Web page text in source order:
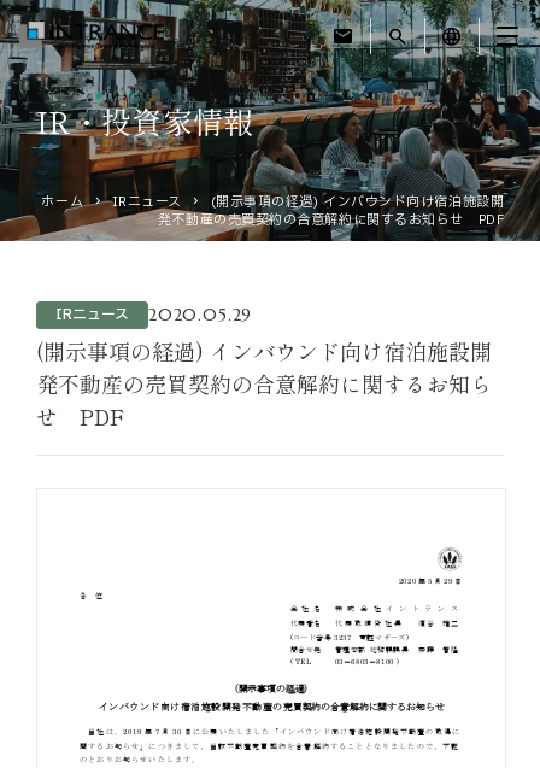
mail search language
トップ
企業情報
運営ホテル
IR・投資家情報
採用情報
IR・投資家情報
ホーム IRニュース
(開示事項の経過) インバウンド向け宿泊施設開
発不動産の売買契約の合意解約に関するお知らせ PDF
IRニュース 2020.05.29
(開示事項の経過) インバウンド向け宿泊施設開
発不動産の売買契約の合意解約に関するお知ら
せ PDF